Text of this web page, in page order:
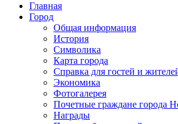
Главная
Город
Общая информация
История
Символика
Карта города
Справка для гостей и
Экономика
Фотогалерея
Почетные граждане города
Награды